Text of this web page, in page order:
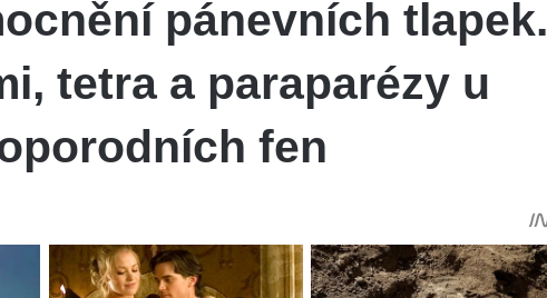
pánevních tlapek.
tetra a paraparézy u
fen